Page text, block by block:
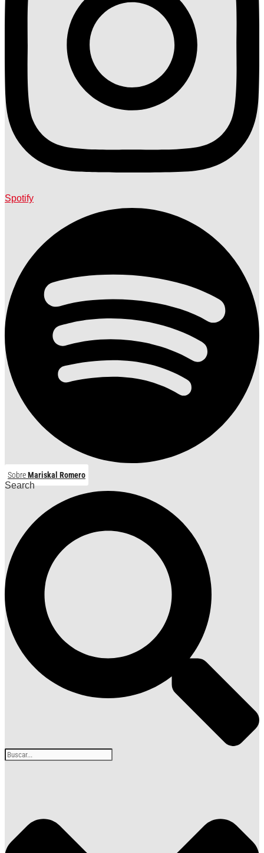
Spotify
SobreMariskal Romero
Search